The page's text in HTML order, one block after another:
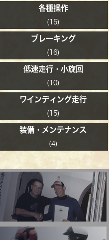
各種操作
(15)
ブレーキング
(16)
低速走行・小旋回
(10)
ワインディング走行
(15)
装備・メンテナンス
(4)